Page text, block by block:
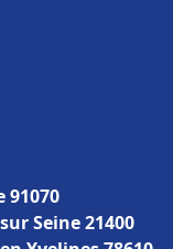
Seine 21400